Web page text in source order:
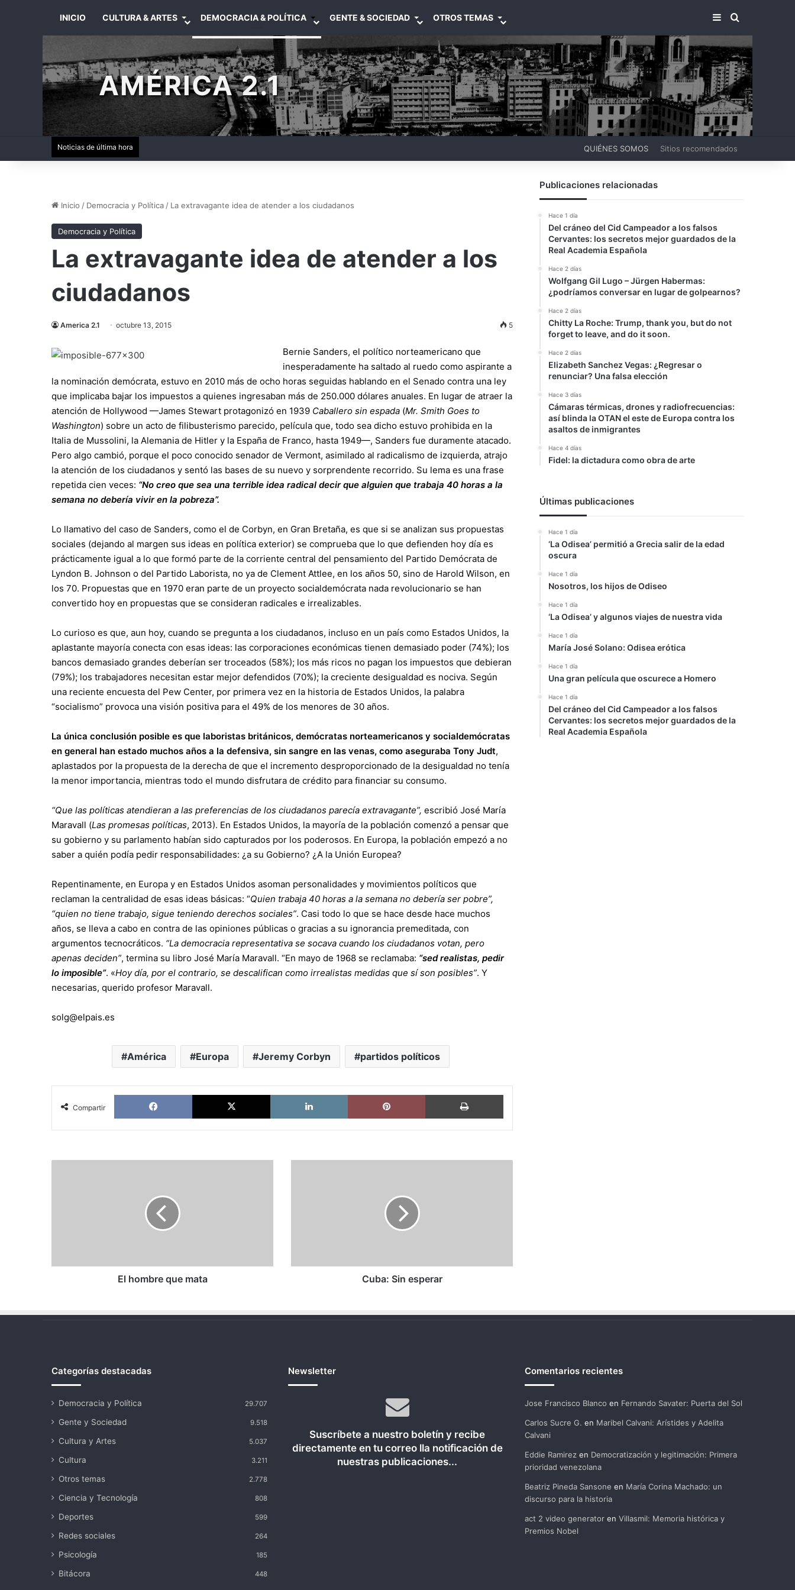
INICIO CULTURA & ARTES DEMOCRACIA & POLÍTICA GENTE & SOCIEDAD OTROS TEMAS BARRA LATERAL
BUSCAR
AMÉRICA 2.1
Noticias de última hora QUIÉNES SOMOS Sitios recomendados
Inicio / Democracia y Política / La extravagante idea de atender a los ciudadanos
Democracia y Política
La extravagante idea de atender a los
ciudadanos
America 2.1 octubre 13, 2015 5
Bernie Sanders, el político norteamericano que
inesperadamente ha saltado al ruedo como aspirante a
la nominación demócrata, estuvo en 2010 más de ocho horas seguidas hablando en el Senado contra una ley
que implicaba bajar los impuestos a quienes ingresaban más de 250.000 dólares anuales. En lugar de atraer la
atención de Hollywood —James Stewart protagonizó en 1939 Caballero sin espada (Mr. Smith Goes to
Washington) sobre un acto de filibusterismo parecido, película que, todo sea dicho estuvo prohibida en la
Italia de Mussolini, la Alemania de Hitler y la España de Franco, hasta 1949—, Sanders fue duramente atacado.
Pero algo cambió, porque el poco conocido senador de Vermont, asimilado al radicalismo de izquierda, atrajo
la atención de los ciudadanos y sentó las bases de su nuevo y sorprendente recorrido. Su lema es una frase
repetida cien veces: “No creo que sea una terrible idea radical decir que alguien que trabaja 40 horas a la
semana no debería vivir en la pobreza”.
Lo llamativo del caso de Sanders, como el de Corbyn, en Gran Bretaña, es que si se analizan sus propuestas
sociales (dejando al margen sus ideas en política exterior) se comprueba que lo que defienden hoy día es
prácticamente igual a lo que formó parte de la corriente central del pensamiento del Partido Demócrata de
Lyndon B. Johnson o del Partido Laborista, no ya de Clement Attlee, en los años 50, sino de Harold Wilson, en
los 70. Propuestas que en 1970 eran parte de un proyecto socialdemócrata nada revolucionario se han
convertido hoy en propuestas que se consideran radicales e irrealizables.
Lo curioso es que, aun hoy, cuando se pregunta a los ciudadanos, incluso en un país como Estados Unidos, la
aplastante mayoría conecta con esas ideas: las corporaciones económicas tienen demasiado poder (74%); los
bancos demasiado grandes deberían ser troceados (58%); los más ricos no pagan los impuestos que debieran
(79%); los trabajadores necesitan estar mejor defendidos (70%); la creciente desigualdad es nociva. Según
una reciente encuesta del Pew Center, por primera vez en la historia de Estados Unidos, la palabra
“socialismo” provoca una visión positiva para el 49% de los menores de 30 años.
La única conclusión posible es que laboristas británicos, demócratas norteamericanos y socialdemócratas
en general han estado muchos años a la defensiva, sin sangre en las venas, como aseguraba Tony Judt,
aplastados por la propuesta de la derecha de que el incremento desproporcionado de la desigualdad no tenía
la menor importancia, mientras todo el mundo disfrutara de crédito para financiar su consumo.
“Que las políticas atendieran a las preferencias de los ciudadanos parecía extravagante”, escribió José María
Maravall (Las promesas políticas, 2013). En Estados Unidos, la mayoría de la población comenzó a pensar que
su gobierno y su parlamento habían sido capturados por los poderosos. En Europa, la población empezó a no
saber a quién podía pedir responsabilidades: ¿a su Gobierno? ¿A la Unión Europea?
Repentinamente, en Europa y en Estados Unidos asoman personalidades y movimientos políticos que
reclaman la centralidad de esas ideas básicas: “Quien trabaja 40 horas a la semana no debería ser pobre”,
“quien no tiene trabajo, sigue teniendo derechos sociales”. Casi todo lo que se hace desde hace muchos
años, se lleva a cabo en contra de las opiniones públicas o gracias a su ignorancia premeditada, con
argumentos tecnocráticos. “La democracia representativa se socava cuando los ciudadanos votan, pero
apenas deciden”, termina su libro José María Maravall. “En mayo de 1968 se reclamaba: “sed realistas, pedir
lo imposible”. «Hoy día, por el contrario, se descalifican como irrealistas medidas que sí son posibles”. Y
necesarias, querido profesor Maravall.
solg@elpais.es
América Europa Jeremy Corbyn partidos políticos
Compartir
Facebook X LinkedIn Pinterest Imprimir
El hombre que mata Cuba: Sin esperar
Publicaciones relacionadas
Hace 1 día
Del cráneo del Cid Campeador a los falsos
Cervantes: los secretos mejor guardados de la
Real Academia Española
Hace 2 días
Wolfgang Gil Lugo – Jürgen Habermas:
¿podríamos conversar en lugar de golpearnos?
Hace 2 días
Chitty La Roche: Trump, thank you, but do not
forget to leave, and do it soon.
Hace 2 días
Elizabeth Sanchez Vegas: ¿Regresar o
renunciar? Una falsa elección
Hace 3 días
Cámaras térmicas, drones y radiofrecuencias:
así blinda la OTAN el este de Europa contra los
asaltos de inmigrantes
Hace 4 días
Fidel: la dictadura como obra de arte
Últimas publicaciones
Hace 1 día
‘La Odisea’ permitió a Grecia salir de la edad
oscura
Hace 1 día
Nosotros, los hijos de Odiseo
Hace 1 día
‘La Odisea’ y algunos viajes de nuestra vida
Hace 1 día
María José Solano: Odisea erótica
Hace 1 día
Una gran película que oscurece a Homero
Hace 1 día
Del cráneo del Cid Campeador a los falsos
Cervantes: los secretos mejor guardados de la
Real Academia Española
Categorías destacadas
Democracia y Política 29.707
Gente y Sociedad 9.518
Cultura y Artes 5.037
Cultura 3.211
Otros temas 2.778
Ciencia y Tecnología 808
Deportes 599
Redes sociales 264
Psicología 185
Bitácora 448
Newsletter
Suscríbete a nuestro boletín y recibe
directamente en tu correo lla notificación de
nuestras publicaciones...
Comentarios recientes
Jose Francisco Blanco en Fernando Savater: Puerta del Sol
Carlos Sucre G. en Maribel Calvani: Arístides y Adelita
Calvani
Eddie Ramirezen Democratización y legitimación: Primera
prioridad venezolana
Beatriz Pineda Sansone en María Corina Machado: un
discurso para la historia
act 2 video generatoren Villasmil: Memoria histórica y
Premios Nobel